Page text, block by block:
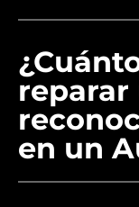
en un